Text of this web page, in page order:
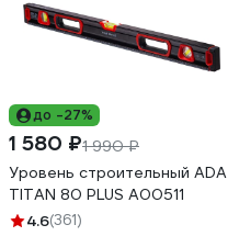
до -27%
1 580 ₽1 990 ₽
Уровень строительный ADA
TITAN 80 PLUS А00511
4.6(361)